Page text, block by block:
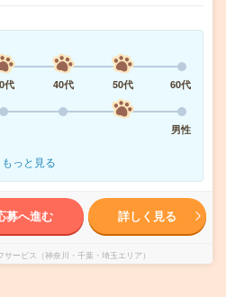
代 40代 50代
60代
男性
もっと見る
募へ進む 詳しく見る
ービス（神奈川・千葉・埼玉エリア）